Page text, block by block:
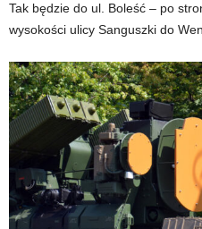
Tak będzie do ul. Boleść – po
wysokości ulicy Sanguszki do